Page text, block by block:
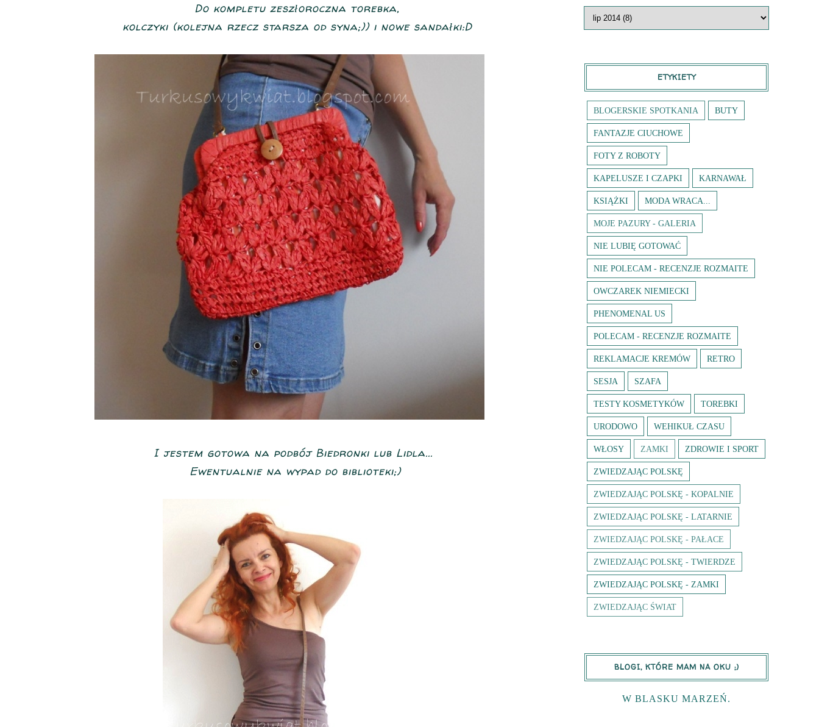
Do kompletu zeszłoroczna torebka,
kolczyki (kolejna rzecz starsza od syna;)) i nowe sandałki:D
I jestem gotowa na podbój Biedronki lub Lidla...
Ewentualnie na wypad do biblioteki;)
ETYKIETY
BLOGERSKIE SPOTKANIA BUTY
FANTAZJE CIUCHOWE
FOTY Z ROBOTY
KAPELUSZE I CZAPKI KARNAWAŁ
KSIĄŻKI MODA WRACA...
MOJE PAZURY - GALERIA
NIE LUBIĘ GOTOWAĆ
NIE POLECAM - RECENZJE ROZMAITE
OWCZAREK NIEMIECKI
PHENOMENAL US
POLECAM - RECENZJE ROZMAITE
REKLAMACJE KREMÓW RETRO
SESJA SZAFA
TESTY KOSMETYKÓW TOREBKI
URODOWO WEHIKUŁ CZASU
WŁOSY ZAMKI ZDROWIE I SPORT
ZWIEDZAJĄC POLSKĘ
ZWIEDZAJĄC POLSKĘ - KOPALNIE
ZWIEDZAJĄC POLSKĘ - LATARNIE
ZWIEDZAJĄC POLSKĘ - PAŁACE
ZWIEDZAJĄC POLSKĘ - TWIERDZE
ZWIEDZAJĄC POLSKĘ - ZAMKI
ZWIEDZAJĄC ŚWIAT
BLOGI, KTÓRE MAM NA OKU ;)
W BLASKU MARZEŃ.